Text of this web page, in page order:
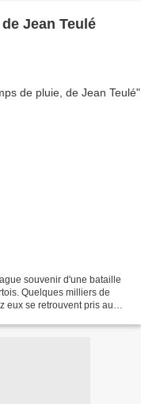
Jean Teulé
souvenir d'une bataille
Quelques milliers de
eux se retrouvent pris au